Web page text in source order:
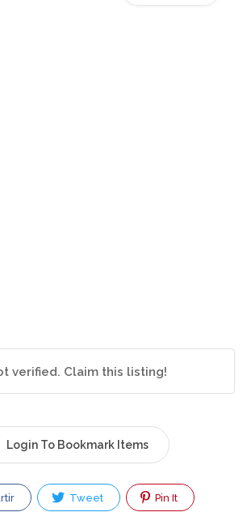
verified. Claim this listing!
Login To Bookmark Items
Tweet Pin It